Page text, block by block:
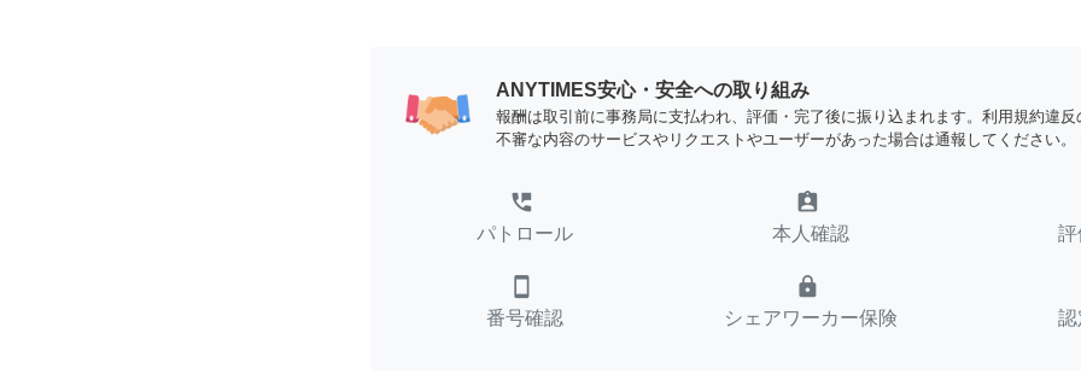
ANYTIMES安心・安全への取り組み
報酬は取引前に事務局に支払われ、評価・完了後に振り込まれます。利用規約違反
不審な内容のサービスやリクエストやユーザーがあった場合は通報してください。
perm_phone_msg
パトロール
assignment_ind
本人確認
smartphone
番号確認
lock
シェアワーカー保険